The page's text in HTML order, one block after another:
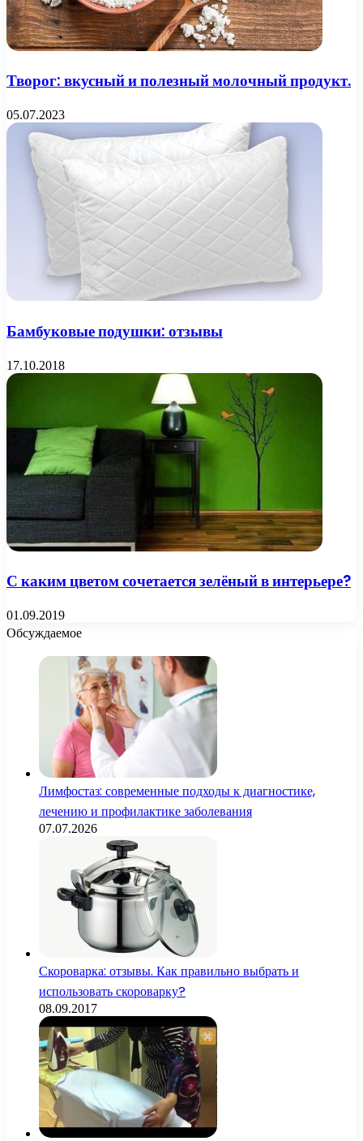
Творог: вкусный и полезный молочный продукт.
05.07.2023
Бамбуковые подушки: отзывы
17.10.2018
С каким цветом сочетается зелёный в интерьере?
01.09.2019
Обсуждаемое
Лимфостаз: современные подходы к диагностике,
лечению и профилактике заболевания
07.07.2026
Скороварка: отзывы. Как правильно выбрать и
использовать скороварку?
08.09.2017